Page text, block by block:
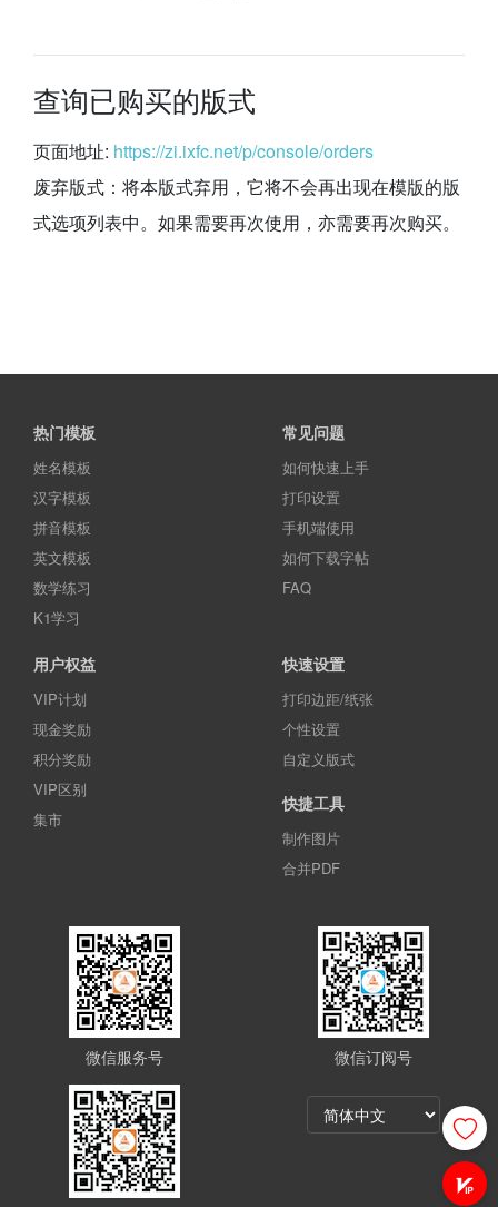
查询已购买的版式
页面地址: https://zi.ixfc.net/p/console/orders
废弃版式：将本版式弃用，它将不会再出现在模版的版
热门模板
姓名模板
汉字模板
拼音模板
英文模板
数学练习
K1学习
常见问题
如何快速上手
打印设置
手机端使用
如何下载字帖
FAQ
用户权益
VIP计划
现金奖励
积分奖励
VIP区别
集市
快速设置
打印边距/纸张
个性设置
自定义版式
快捷工具
制作图片
合并PDF
微信服务号 微信订阅号